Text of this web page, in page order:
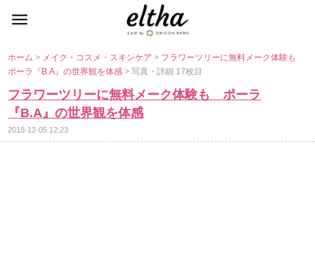
ホーム> メイク・コスメ・スキンケア> フラワーツリーに無料メーク体験も
ポーラ『B.A』の世界観を体感> 写真・詳細 17枚目
フラワーツリーに無料メーク体験も ポーラ
『B.A』の世界観を体感
2018-12-05 12:23